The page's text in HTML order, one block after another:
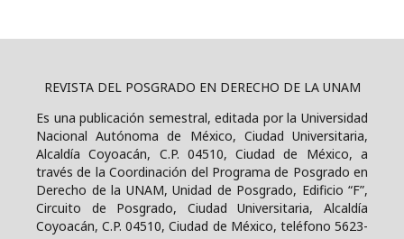
REVISTA DEL POSGRADO EN DERECHO DE LA UNAM
Es una publicación semestral, editada por la Universidad
Nacional Autónoma de México, Ciudad Universitaria,
Alcaldía Coyoacán, C.P. 04510, Ciudad de México, a
través de la Coordinación del Programa de Posgrado en
Derecho de la UNAM, Unidad de Posgrado, Edificio “F”,
Circuito de Posgrado, Ciudad Universitaria, Alcaldía
Coyoacán, C.P. 04510, Ciudad de México, teléfono 5623-